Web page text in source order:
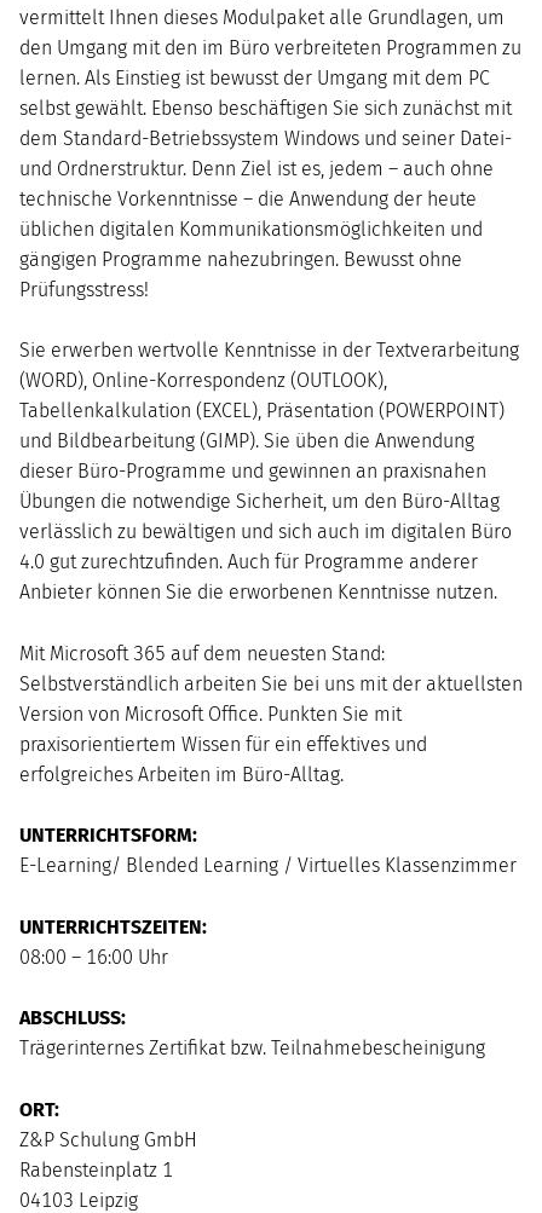
11 12 13 15
17
18 20 21 22
23
24
25 26 29
30
31
vermittelt Ihnen dieses Modulpaket alle Grundlagen, um
den Umgang mit den im Büro verbreiteten Programmen zu
lernen. Als Einstieg ist bewusst der Umgang mit dem PC
selbst gewählt. Ebenso beschäftigen Sie sich zunächst mit
dem Standard-Betriebssystem Windows und seiner Datei-
und Ordnerstruktur. Denn Ziel ist es, jedem – auch ohne
technische Vorkenntnisse – die Anwendung der heute
üblichen digitalen Kommunikationsmöglichkeiten und
gängigen Programme nahezubringen. Bewusst ohne
Prüfungsstress!
Sie erwerben wertvolle Kenntnisse in der Textverarbeitung
(WORD), Online-Korrespondenz (OUTLOOK),
Tabellenkalkulation (EXCEL), Präsentation (POWERPOINT)
und Bildbearbeitung (GIMP). Sie üben die Anwendung
dieser Büro-Programme und gewinnen an praxisnahen
Übungen die notwendige Sicherheit, um den Büro-Alltag
verlässlich zu bewältigen und sich auch im digitalen Büro
4.0 gut zurechtzufinden. Auch für Programme anderer
Anbieter können Sie die erworbenen Kenntnisse nutzen.
Mit Microsoft 365 auf dem neuesten Stand:
Selbstverständlich arbeiten Sie bei uns mit der aktuellsten
Version von Microsoft Office. Punkten Sie mit
praxisorientiertem Wissen für ein effektives und
erfolgreiches Arbeiten im Büro-Alltag.
UNTERRICHTSFORM:
E-Learning/ Blended Learning / Virtuelles Klassenzimmer
UNTERRICHTSZEITEN:
08:00 – 16:00 Uhr
ABSCHLUSS:
Trägerinternes Zertifikat bzw. Teilnahmebescheinigung
ORT:
Z&P Schulung GmbH
Rabensteinplatz 1
04103 Leipzig